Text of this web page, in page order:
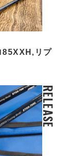
85XXH,リプ
RELEASE